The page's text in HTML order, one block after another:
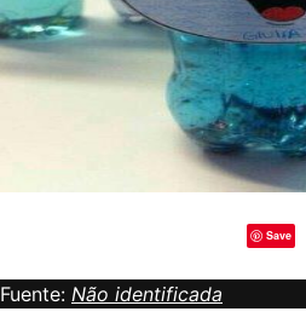
Save
Fuente: Não identificada